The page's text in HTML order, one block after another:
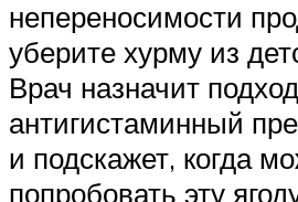
непереносимости
уберите хурму из
Врач назначит
антигистаминный
и подскажет, когда
попробовать эту